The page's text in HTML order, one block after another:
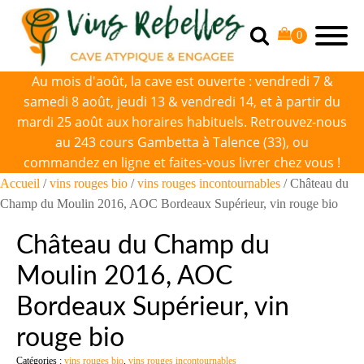
Au mois d'août, la cave est ouverte : vendredi 7 &
samedi 8 août, jeudi 13 & vendredi 14, et à partir du
mardi 25 août aux horaires habituels. Retrouvez-nous
au 243 cours Gambetta à Talence (33), ou
commandez en ligne et faites-vous livrer chez vous !
Accueil /vins rouges bio /vins rouges incontournables / Château du
Champ du Moulin 2016, AOC Bordeaux Supérieur, vin rouge bio
Château du Champ du
Moulin 2016, AOC
Bordeaux Supérieur, vin
rouge bio
Catégories : vins rouges bio, vins rouges incontournables